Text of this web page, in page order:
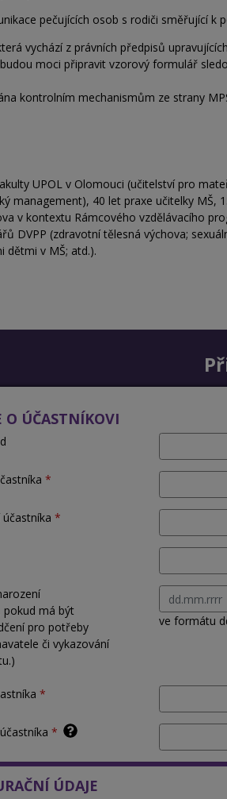
pečujících osob s rodiči směřující k
vychází z právních předpisů
moci připravit vzorový formulář
kontrolním mechanismům ze strany
UPOL v Olomouci (učitelství pro
management), 40 let praxe učitelky MŠ,
v kontextu Rámcového vzdělávacího
DVPP (zdravotní tělesná výchova;
dětmi v MŠ; atd.).
O ÚČASTNÍKOVI
pokud má být
pro potřeby
či vykazování
ve formátu
ÚDAJE